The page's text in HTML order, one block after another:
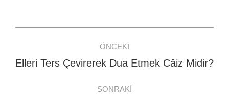
navigation
ÖNCEKI
Previous
Elleri Ters Çevirerek Dua Etmek Câiz Midir?
SONRAKI